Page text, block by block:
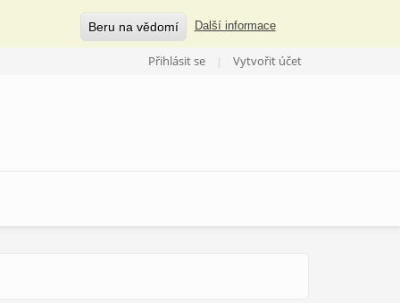
Beru na vědomí Další informace
Přihlásit se Vytvořit účet